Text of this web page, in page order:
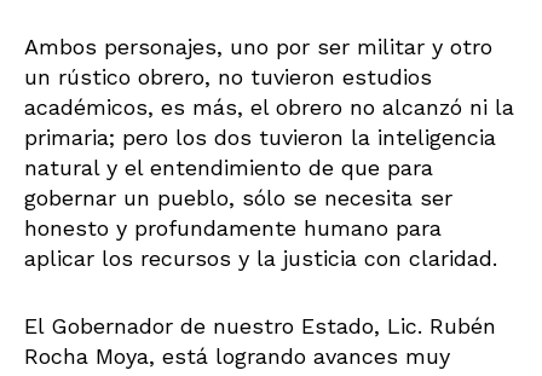
Ambos personajes, uno por ser militar y otro
un rústico obrero, no tuvieron estudios
académicos, es más, el obrero no alcanzó ni la
primaria; pero los dos tuvieron la inteligencia
natural y el entendimiento de que para
gobernar un pueblo, sólo se necesita ser
honesto y profundamente humano para
aplicar los recursos y la justicia con claridad.
El Gobernador de nuestro Estado, Lic. Rubén
Rocha Moya, está logrando avances muy